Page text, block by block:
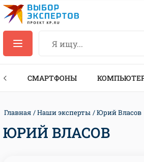
СМАРТФОНЫ
Главная Наши эксперты Юрий Власов
ЮРИЙ ВЛАСОВ